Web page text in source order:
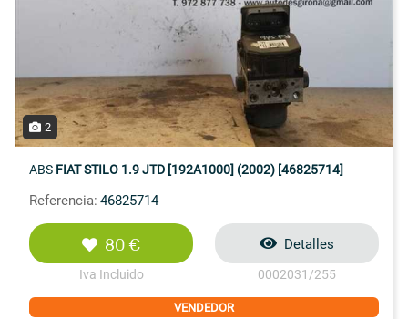
2
ABS FIAT STILO 1.9 JTD [192A1000] (2002) [46825714]
Referencia: 46825714
80 €
Iva Incluido
Detalles
0002031/255
VENDEDOR